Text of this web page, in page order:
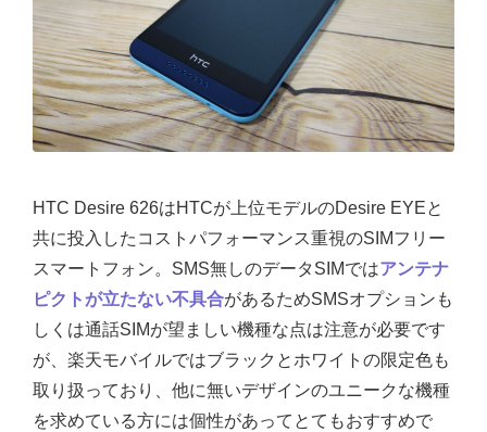
HTC Desire 626はHTCが上位モデルのDesire EYEと
共に投入したコストパフォーマンス重視のSIMフリー
スマートフォン。SMS無しのデータSIMではアンテナ
ピクトが立たない不具合があるためSMSオプションも
しくは通話SIMが望ましい機種な点は注意が必要です
が、楽天モバイルではブラックとホワイトの限定色も
取り扱っており、他に無いデザインのユニークな機種
を求めている方には個性があってとてもおすすめで